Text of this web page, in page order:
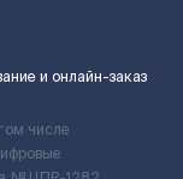
и онлайн-заказ
числе